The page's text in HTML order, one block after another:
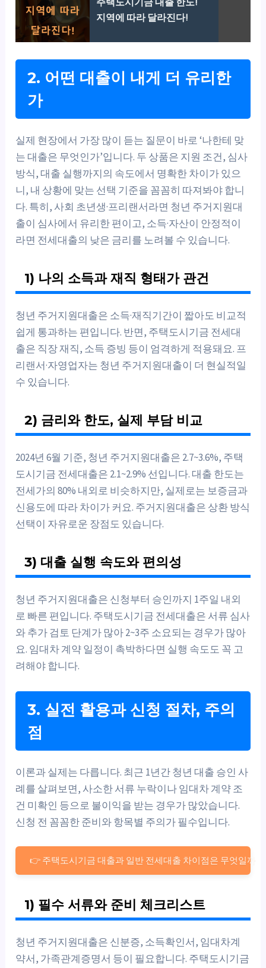
지역에 따라 달라진다!
2. 어떤 대출이 내게 더 유리한
가
실제 현장에서 가장 많이 듣는 질문이 바로 ‘나한테 맞
는 대출은 무엇인가’입니다. 두 상품은 지원 조건, 심사
방식, 대출 실행까지의 속도에서 명확한 차이가 있으
니, 내 상황에 맞는 선택 기준을 꼼꼼히 따져봐야 합니
다. 특히, 사회 초년생·프리랜서라면 청년 주거지원대
출이 심사에서 유리한 편이고, 소득·자산이 안정적이
라면 전세대출의 낮은 금리를 노려볼 수 있습니다.
1) 나의 소득과 재직 형태가 관건
청년 주거지원대출은 소득·재직기간이 짧아도 비교적
쉽게 통과하는 편입니다. 반면, 주택도시기금 전세대
출은 직장 재직, 소득 증빙 등이 엄격하게 적용돼요. 프
리랜서·자영업자는 청년 주거지원대출이 더 현실적일
수 있습니다.
2) 금리와 한도, 실제 부담 비교
2024년 6월 기준, 청년 주거지원대출은 2.7~3.6%, 주택
도시기금 전세대출은 2.1~2.9% 선입니다. 대출 한도는
전세가의 80% 내외로 비슷하지만, 실제로는 보증금과
신용도에 따라 차이가 커요. 주거지원대출은 상환 방식
선택이 자유로운 장점도 있습니다.
3) 대출 실행 속도와 편의성
청년 주거지원대출은 신청부터 승인까지 1주일 내외
로 빠른 편입니다. 주택도시기금 전세대출은 서류 심사
와 추가 검토 단계가 많아 2~3주 소요되는 경우가 많아
요. 임대차 계약 일정이 촉박하다면 실행 속도도 꼭 고
려해야 합니다.
3. 실전 활용과 신청 절차, 주의
점
이론과 실제는 다릅니다. 최근 1년간 청년 대출 승인 사
례를 살펴보면, 사소한 서류 누락이나 임대차 계약 조
건 미확인 등으로 불이익을 받는 경우가 많았습니다.
신청 전 꼼꼼한 준비와 항목별 주의가 필수입니다.
👉 주택도시기금 대출과 일반 전세대출 차이점은 무엇일까
1) 필수 서류와 준비 체크리스트
청년 주거지원대출은 신분증, 소득확인서, 임대차계
약서, 가족관계증명서 등이 필요합니다. 주택도시기금